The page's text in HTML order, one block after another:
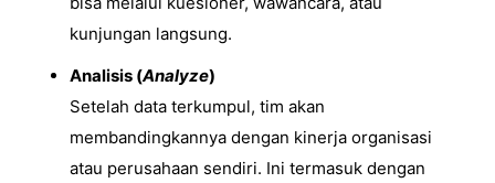
kunjungan langsung.
Analisis (Analyze)
Setelah data terkumpul, tim akan
membandingkannya dengan kinerja organisasi
atau perusahaan sendiri. Ini termasuk dengan